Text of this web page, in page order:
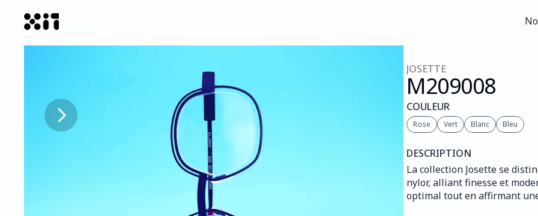
JOSETTE
M209008
COULEUR
Rose Vert Blanc Bleu
DESCRIPTION
La collection Josette se
nylor, alliant finesse et
optimal tout en affirmant